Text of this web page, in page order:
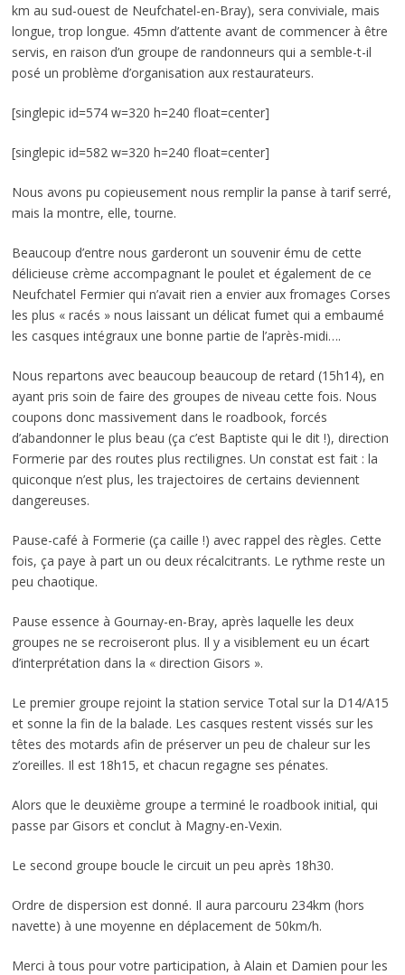
km au sud-ouest de Neufchatel-en-Bray), sera conviviale, mais
longue, trop longue. 45mn d’attente avant de commencer à être
servis, en raison d’un groupe de randonneurs qui a semble-t-il
posé un problème d’organisation aux restaurateurs.
[singlepic id=574 w=320 h=240 float=center]
[singlepic id=582 w=320 h=240 float=center]
Nous avons pu copieusement nous remplir la panse à tarif serré,
mais la montre, elle, tourne.
Beaucoup d’entre nous garderont un souvenir ému de cette
délicieuse crème accompagnant le poulet et également de ce
Neufchatel Fermier qui n’avait rien a envier aux fromages Corses
les plus « racés » nous laissant un délicat fumet qui a embaumé
les casques intégraux une bonne partie de l’après-midi….
Nous repartons avec beaucoup beaucoup de retard (15h14), en
ayant pris soin de faire des groupes de niveau cette fois. Nous
coupons donc massivement dans le roadbook, forcés
d’abandonner le plus beau (ça c’est Baptiste qui le dit !), direction
Formerie par des routes plus rectilignes. Un constat est fait : la
quiconque n’est plus, les trajectoires de certains deviennent
dangereuses.
Pause-café à Formerie (ça caille !) avec rappel des règles. Cette
fois, ça paye à part un ou deux récalcitrants. Le rythme reste un
peu chaotique.
Pause essence à Gournay-en-Bray, après laquelle les deux
groupes ne se recroiseront plus. Il y a visiblement eu un écart
d’interprétation dans la « direction Gisors ».
Le premier groupe rejoint la station service Total sur la D14/A15
et sonne la fin de la balade. Les casques restent vissés sur les
têtes des motards afin de préserver un peu de chaleur sur les
z’oreilles. Il est 18h15, et chacun regagne ses pénates.
Alors que le deuxième groupe a terminé le roadbook initial, qui
passe par Gisors et conclut à Magny-en-Vexin.
Le second groupe boucle le circuit un peu après 18h30.
Ordre de dispersion est donné. Il aura parcouru 234km (hors
navette) à une moyenne en déplacement de 50km/h.
Merci à tous pour votre participation, à Alain et Damien pour les